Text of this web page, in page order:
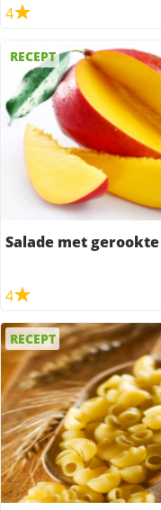
4
RECEPT
Salade met
4
RECEPT